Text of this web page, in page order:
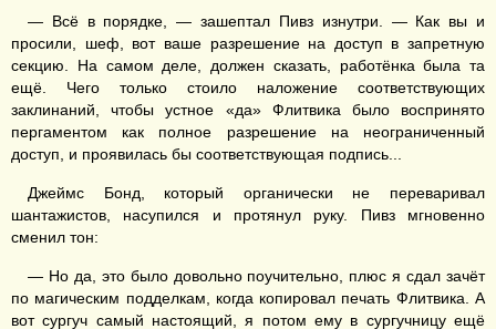
— Всё в порядке, — зашептал Пивз изнутри. — Как вы и
просили, шеф, вот ваше разрешение на доступ в запретную
секцию. На самом деле, должен сказать, работёнка была та
ещё. Чего только стоило наложение соответствующих
заклинаний, чтобы устное «да» Флитвика было воспринято
пергаментом как полное разрешение на неограниченный
доступ, и проявилась бы соответствующая подпись...
Джеймс Бонд, который органически не переваривал
шантажистов, насупился и протянул руку. Пивз мгновенно
сменил тон:
— Но да, это было довольно поучительно, плюс я сдал зачёт
по магическим подделкам, когда копировал печать Флитвика. А
вот сургуч самый настоящий, я потом ему в сургучницу ещё